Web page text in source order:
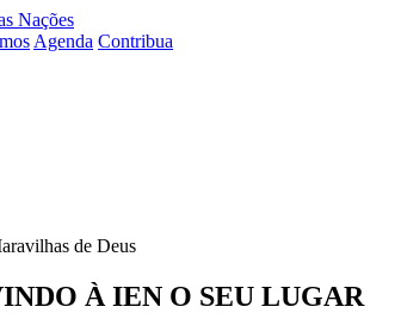
Agenda Contribua
de Deus
À IEN O SEU LUGAR